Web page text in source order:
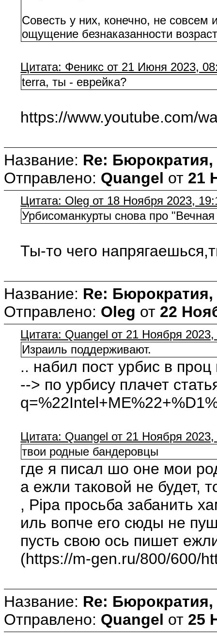
Совесть у них, конечно, не совсем
ощущение безнаказанности
Цитата: Феникс от 21 Июня 2023,
terra, ты - еврейка?
https://www.youtube.com/
Название: Re: Бюрократия,
Отправлено: Quangel от 21
Цитата: Oleg от 18 Ноября 2023,
Урбисоманкурты снова про
Ты-то чего
Название: Re: Бюрократия,
Отправлено: Oleg от 22
Цитата: Quangel от 21 Ноября
Израиль поддерживают.
.. набил пост урбис в
--> по урбису плачет
Цитата: Quangel от 21 Ноября
твои родные бандеровцы
где я писал шо оне мои
а ежли таковой не будет,
, Pipa просьба забанить
иль вопче его сюды не
пусть свою ось пишет
(https://m-gen.ru/800/600/
Название: Re: Бюрократия,
Отправлено: Quangel от 25